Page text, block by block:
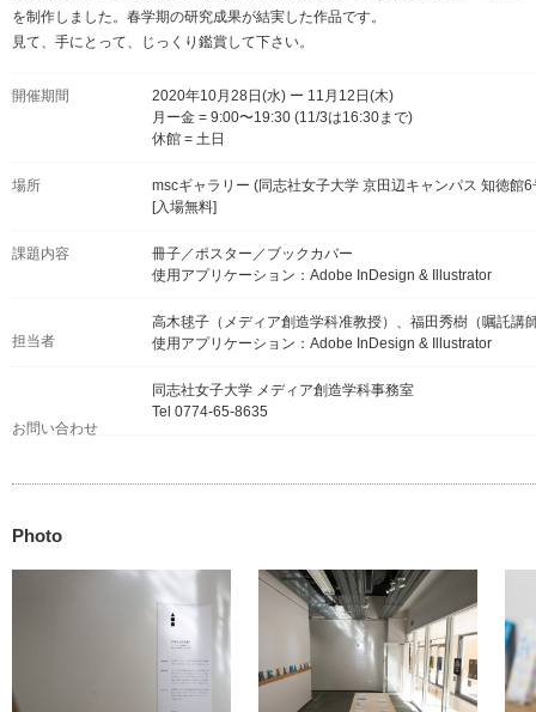
を制作しました。春学期の研究成果が結実した作品です。
見て、手にとって、じっくり鑑賞して下さい。
開催期間
2020年10月28日(水) ー 11月12日(木)
月ー金 = 9:00〜19:30 (11/3は16:30まで)
休館 = 土日
場所
mscギャラリー (同志社女子大学 京田辺キャンパス 知徳館
[入場無料]
課題内容
冊子／ポスター／ブックカバー
使用アプリケーション：Adobe InDesign & Illustrator
担当者
高木毬子（メディア創造学科准教授）、福田秀樹（嘱託講
使用アプリケーション：Adobe InDesign & Illustrator
お問い合わせ
同志社女子大学 メディア創造学科事務室
Tel 0774-65-8635
Photo